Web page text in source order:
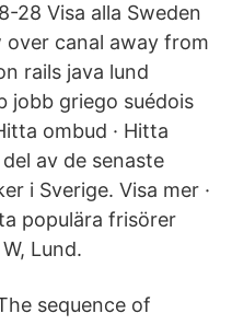
28 Visa alla Sweden
over canal away from
rails java lund
jobb griego suédois
ombud · Hitta
av de senaste
i Sverige. Visa mer ·
populära frisörer
Lund.
sequence of